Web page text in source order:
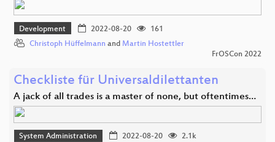
Development 2022-08-20
161
Christoph Hüffelmann and Martin Hostettler
FrOSCon 2022
Checkliste für Universaldilettanten
A jack of all trades is a master of none, but oftentimes…
System Administration 2022-08-20
2.1k